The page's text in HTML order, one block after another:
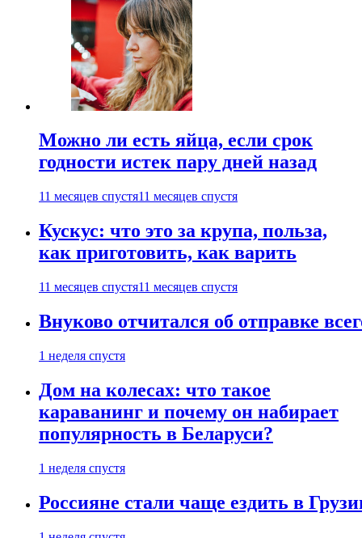
Можно ли есть яйца, если срок
годности истек пару дней назад
11 месяцев спустя11 месяцев спустя
Кускус: что это за крупа, польза,
как приготовить, как варить
11 месяцев спустя11 месяцев спустя
Внуково отчитался об отправке
1 неделя спустя
Дом на колесах: что такое
караванинг и почему он набирает
популярность в Беларуси?
1 неделя спустя
Россияне стали чаще ездить в